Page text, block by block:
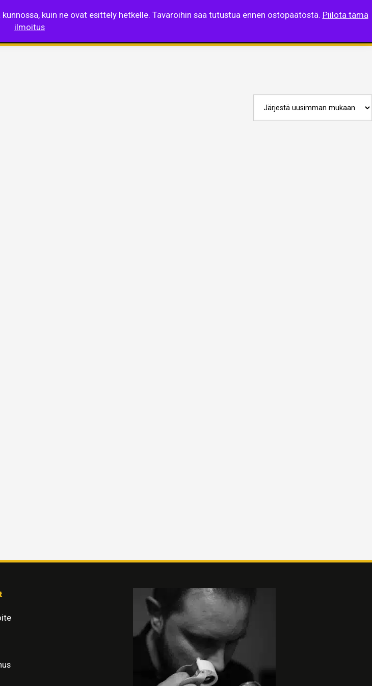
kuin ne ovat esittely hetkelle. Tavaroihin saa tutustua ennen ostopäätöstä. Piilota tämä
ilmoitus